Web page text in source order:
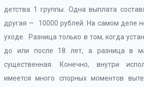
детства 1 группы. Одна выплата
другая — 10000 рублей. На самом деле
уходе. Разница только в том, когда
до или после 18 лет, а разница в
существенная. Конечно, внутри
имеется много спорных моментов